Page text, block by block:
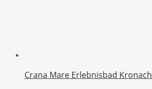
Crana Mare Erlebnisbad Kronach